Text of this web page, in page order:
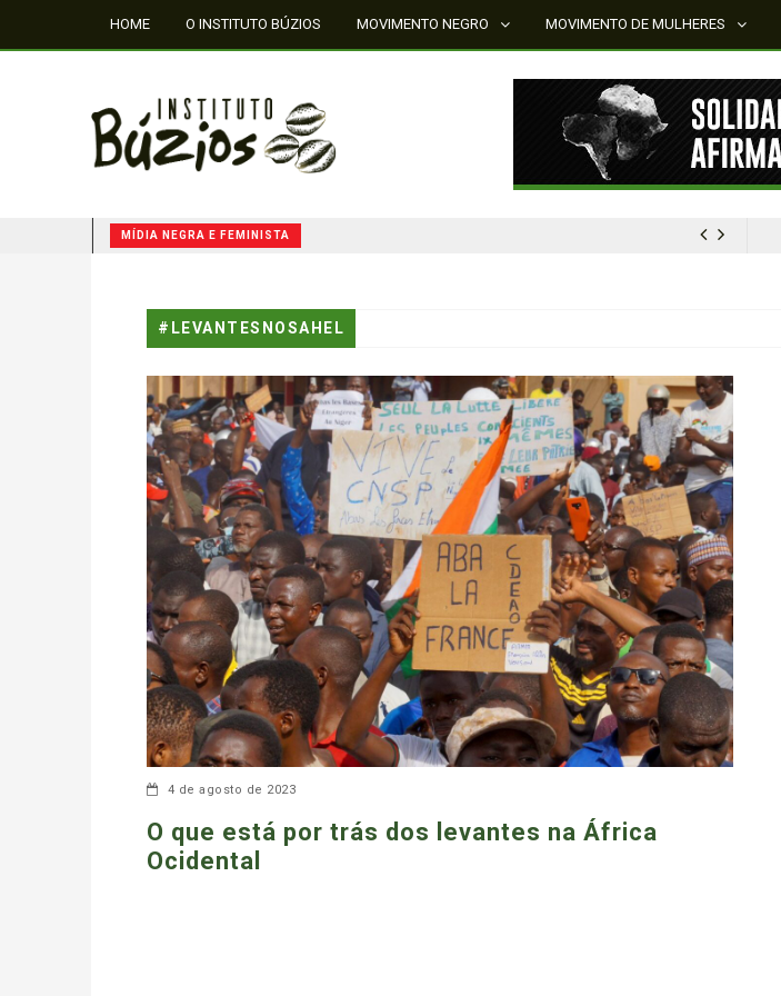
HOME O INSTITUTO BÚZIOS MOVIMENTO NEGRO MOVIMENTO DE MULHERES
MÍDIA NEGRA E FEMINISTA
#LEVANTESNOSAHEL
4 de agosto de 2023
O que está por trás dos levantes na África
Ocidental